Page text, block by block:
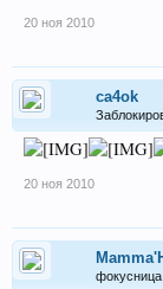
20 ноя 2010
ca4ok
20 ноя 2010
фокусница